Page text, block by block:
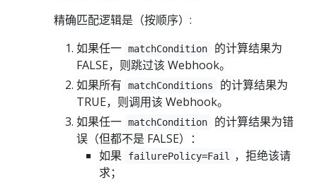
精确匹配逻辑是（按顺序）:
如果任一 matchCondition
的计算结果为
FALSE，则跳过该 Webhook。
如果所有
matchConditions
的计算结果为
TRUE，则调用该 Webhook。
如果任一 matchCondition
的计算结果为错
误（但都不是 FALSE）：
如果
failurePolicy=Fail
，拒绝该请
求；